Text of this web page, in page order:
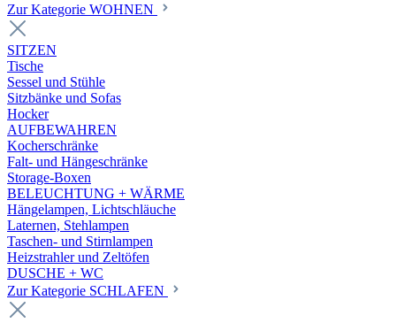
Zur Kategorie WOHNEN
SITZEN
Tische
Sessel und Stühle
Sitzbänke und Sofas
Hocker
AUFBEWAHREN
Kocherschränke
Falt- und Hängeschränke
Storage-Boxen
BELEUCHTUNG + WÄRME
Hängelampen, Lichtschläuche
Laternen, Stehlampen
Taschen- und Stirnlampen
Heizstrahler und Zeltöfen
DUSCHE + WC
Zur Kategorie SCHLAFEN